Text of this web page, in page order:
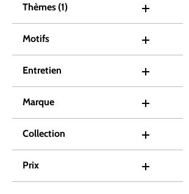
Thèmes (1)
Motifs
Entretien
Marque
Collection
Prix